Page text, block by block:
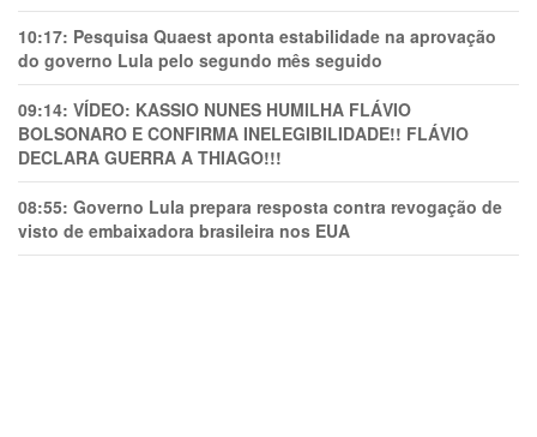
10:17: Pesquisa Quaest aponta estabilidade na aprovação
do governo Lula pelo segundo mês seguido
09:14: VÍDEO: KASSIO NUNES HUMlLHA FLÁVIO
BOLSONARO E CONFIRMA INELEGIBILIDADE!! FLÁVIO
DECLARA GUERRA A THIAGO!!!
08:55: Governo Lula prepara resposta contra revogação de
visto de embaixadora brasileira nos EUA